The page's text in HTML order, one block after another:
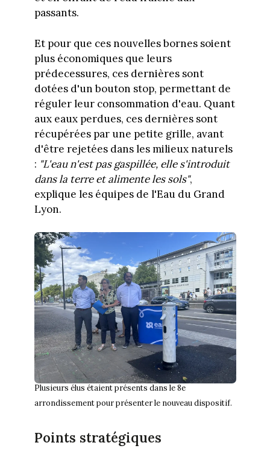
passants.
Et pour que ces nouvelles bornes soient
plus économiques que leurs
prédecessures, ces dernières sont
dotées d'un bouton stop, permettant de
réguler leur consommation d'eau. Quant
aux eaux perdues, ces dernières sont
récupérées par une petite grille, avant
d'être rejetées dans les milieux naturels
: "L'eau n'est pas gaspillée, elle s'introduit
dans la terre et alimente les sols",
explique les équipes de l'Eau du Grand
Lyon.
Plusieurs élus étaient présents dans le 8e
arrondissement pour présenter le nouveau dispositif.
Points stratégiques